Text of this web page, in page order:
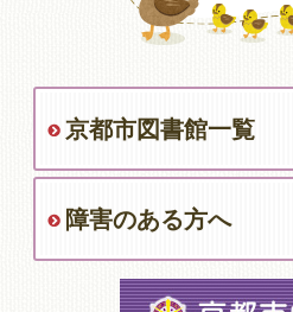
京都市図書館一覧
障害のある方へ